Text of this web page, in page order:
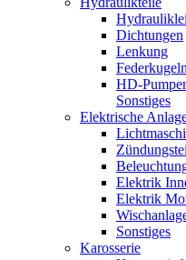
Dichtungen
Lenkung
HD-
Sonstiges
Elektrische
Elektrik
Elektrik
Sonstiges
Karosserie